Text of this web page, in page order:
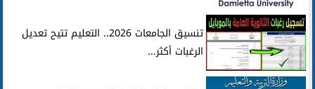
تنسيق الجامعات 2026.. التعليم تتيح تعديل
الرغبات أكثر...